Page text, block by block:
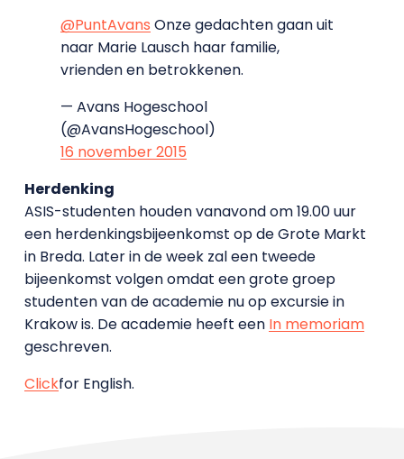
@PuntAvans Onze gedachten gaan uit
naar Marie Lausch haar familie,
vrienden en betrokkenen.
— Avans Hogeschool
(@AvansHogeschool)
16 november 2015
Herdenking
ASIS-studenten houden vanavond om 19.00 uur
een herdenkingsbijeenkomst op de Grote Markt
in Breda. Later in de week zal een tweede
bijeenkomst volgen omdat een grote groep
studenten van de academie nu op excursie in
Krakow is. De academie heeft een In memoriam
geschreven.
Clickfor English.